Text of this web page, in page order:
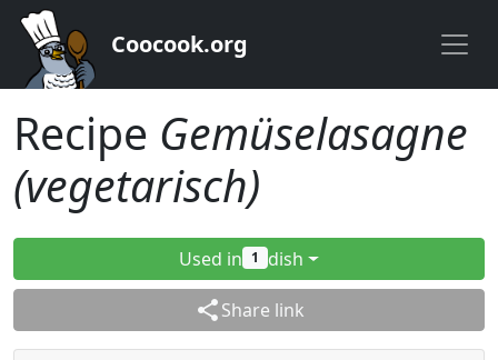
Coocook.org
Recipe Gemüselasagne
(vegetarisch)
Used in 1 dish
shareShare link